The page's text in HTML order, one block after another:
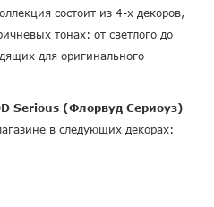
состоит из 4-х декоров,
тонах: от светлого до
для оригинального
Serious (Флорвуд Сериоуз)
в следующих декорах: